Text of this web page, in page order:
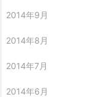
2014年9月
2014年8月
2014年7月
2014年6月